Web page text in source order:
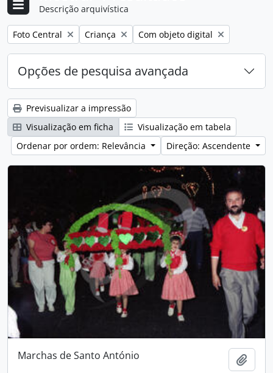
Descrição arquivística
Remover filtro:
Foto Central Remover filtro:
Criança Remover filtro:
Com objeto digital
Opções de pesquisa avançada
Previsualizar a impressão
Visualização em ficha
Visualização em tabela
Ordenar por ordem: Relevância
Direção: Ascendente
Marchas de Santo António